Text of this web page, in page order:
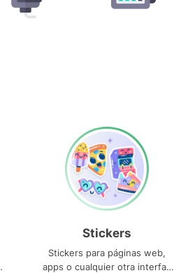
Stickers
Stickers para páginas web,
apps o cualquier otra interfaz